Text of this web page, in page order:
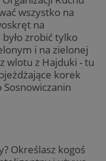
wszystko na
na
zrobić tylko
i na zielonej
wlotu z Hajduki - tu
korek
Określasz kogoś